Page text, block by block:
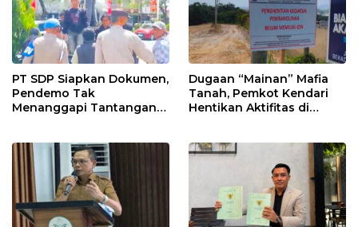
PT SDP Siapkan Dokumen,
Pendemo Tak
Menanggapi Tantangan
Dugaan “Mainan” Mafia
Tanah, Pemkot Kendari
Hentikan Aktifitas di